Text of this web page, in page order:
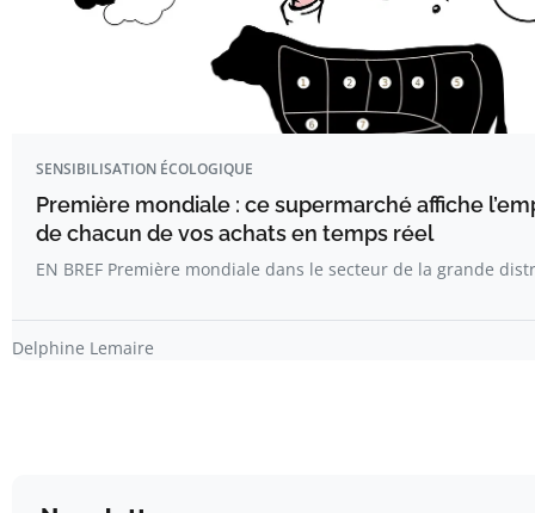
SENSIBILISATION ÉCOLOGIQUE
Première mondiale : ce supermarché affiche
de chacun de vos achats en temps réel
EN BREF Première mondiale dans le secteur de la grande
Delphine Lemaire